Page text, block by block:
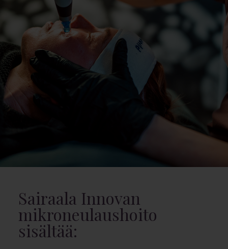
Sairaala Innovan
mikroneulaushoito
sisältää: